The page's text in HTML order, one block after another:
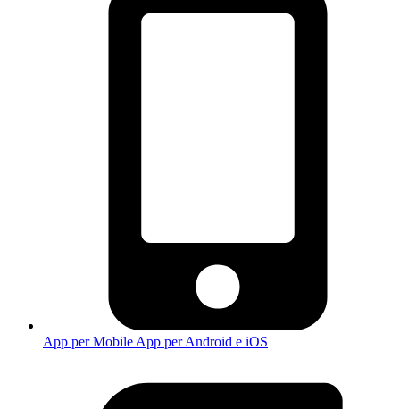
App per Mobile App per Android e iOS